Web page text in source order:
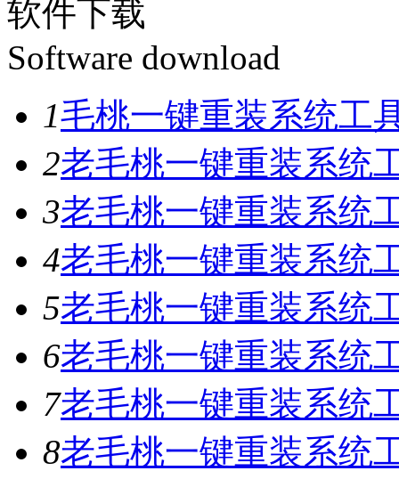
软件下载
Software download
1毛桃一键重装系统工
2老毛桃一键重装系统
3老毛桃一键重装系统
4老毛桃一键重装系统
5老毛桃一键重装系统
6老毛桃一键重装系统
7老毛桃一键重装系统
8老毛桃一键重装系统